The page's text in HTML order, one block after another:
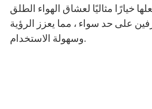
خيارًا مثاليًا لعشاق الهواء الطلق
على حد سواء ، مما يعزز الرؤية
وسهولة الاستخدام.